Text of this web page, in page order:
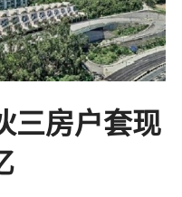
三房户套现